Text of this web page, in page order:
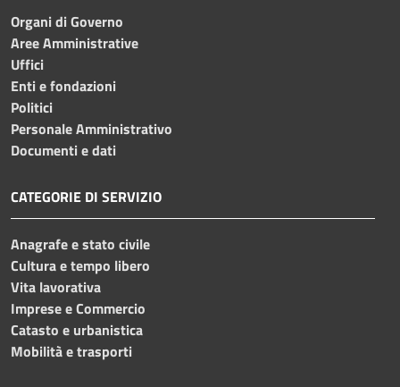
Organi di Governo
Aree Amministrative
Uffici
Enti e fondazioni
Politici
Personale Amministrativo
Documenti e dati
CATEGORIE DI SERVIZIO
Anagrafe e stato civile
Cultura e tempo libero
Vita lavorativa
Imprese e Commercio
Catasto e urbanistica
Mobilità e trasporti